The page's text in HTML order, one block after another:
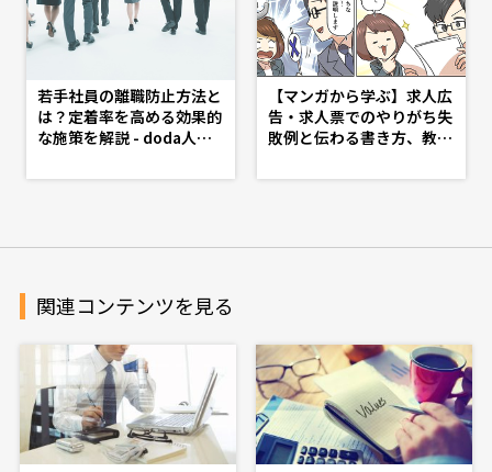
若手社員の離職防止方法と
は？定着率を高める効果的
な施策を解説 - doda人事
へ、ショートカット
【マンガから学ぶ】求人広
告・求人票でのやりがち失
敗例と伝わる書き方、教え
関連コンテンツを見る